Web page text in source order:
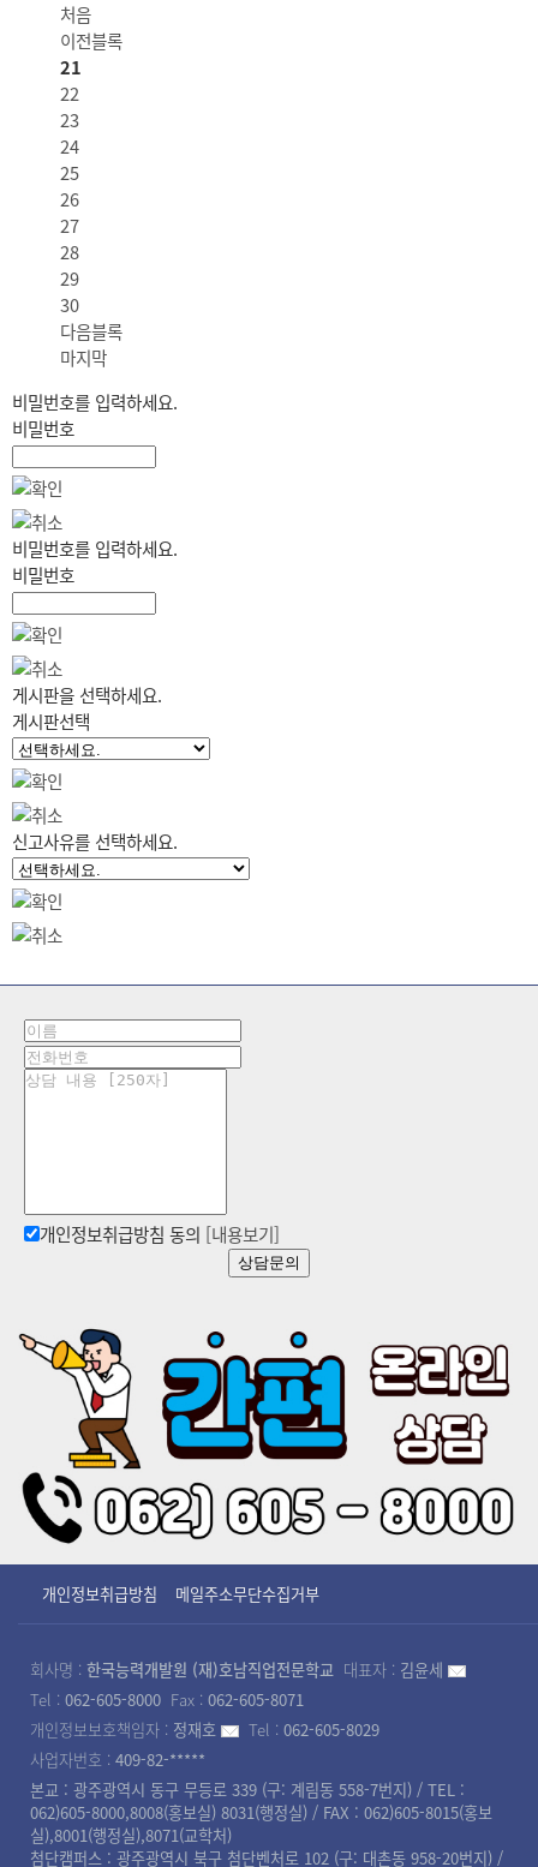
처음
이전블록
21
22
23
24
25
26
27
28
29
30
다음블록
마지막
비밀번호를 입력하세요.
비밀번호
비밀번호를 입력하세요.
비밀번호
게시판을 선택하세요.
게시판선택
신고사유를 선택하세요.
개인정보취급방침 동의 [내용보기]
상담문의
개인정보취급방침 메일주소무단수집거부
회사명 : 한국능력개발원 (재)호남직업전문학교 대표자 : 김윤세
Tel : 062-605-8000 Fax : 062-605-8071
개인정보보호책임자 : 정재호 Tel : 062-605-8029
사업자번호 : 409-82-*****
본교 : 광주광역시 동구 무등로 339 (구: 계림동 558-7번지) / TEL :
062)605-8000,8008(홍보실) 8031(행정실) / FAX : 062)605-8015(홍보
실),8001(행정실),8071(교학처)
첨단캠퍼스 : 광주광역시 북구 첨단벤처로 102 (구: 대촌동 958-20번지) /